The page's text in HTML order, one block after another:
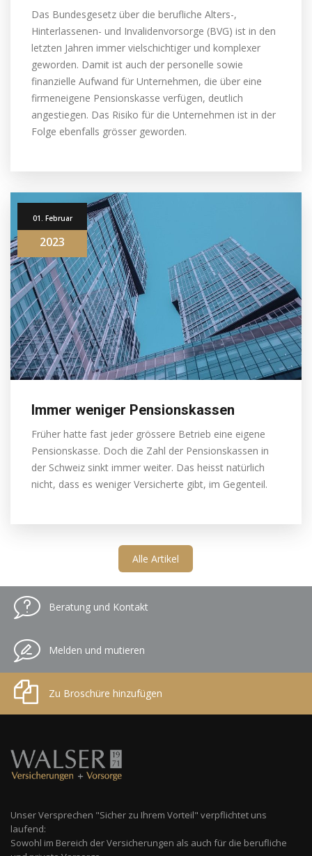
Das Bundesgesetz über die berufliche Alters-,
Hinterlassenen- und Invalidenvorsorge (BVG) ist in den
letzten Jahren immer vielschichtiger und komplexer
geworden. Damit ist auch der personelle sowie
finanzielle Aufwand für Unternehmen, die über eine
firmeneigene Pensionskasse verfügen, deutlich
angestiegen. Das Risiko für die Unternehmen ist in der
Folge ebenfalls grösser geworden.
01. Februar
2023
Immer weniger Pensionskassen
Früher hatte fast jeder grössere Betrieb eine eigene
Pensionskasse. Doch die Zahl der Pensionskassen in
der Schweiz sinkt immer weiter. Das heisst natürlich
nicht, dass es weniger Versicherte gibt, im Gegenteil.
Alle Artikel
Beratung und Kontakt
Melden und mutieren
Zu Broschüre hinzufügen
Unser Versprechen "Sicher zu Ihrem Vorteil" verpflichtet uns
laufend:
Sowohl im Bereich der Versicherungen als auch für die berufliche